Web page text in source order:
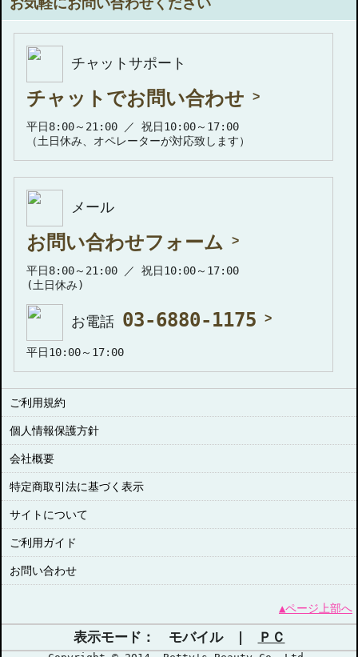
チャットサポート
チャットでお問い合わせ
平日8:00～21:00 ／ 祝日10:00～17:00
（土日休み、オペレーターが対応致します）
メール
お問い合わせフォーム
平日8:00～21:00 ／ 祝日10:00～17:00
(土日休み)
お電話 03-6880-1175
平日10:00～17:00
ご利用規約
個人情報保護方針
会社概要
特定商取引法に基づく表示
サイトについて
ご利用ガイド
お問い合わせ
▲ページ上部へ
表示モード： モバイル | ＰＣ